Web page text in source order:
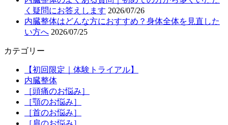
く疑問にお答えします 2026/07/26
内臓整体はどんな方におすすめ？身体全体を見直した
い方へ 2026/07/25
カテゴリー
【初回限定｜体験トライアル】
内臓整体
［頭痛のお悩み］
［顎のお悩み］
［首のお悩み］
［肩のお悩み］